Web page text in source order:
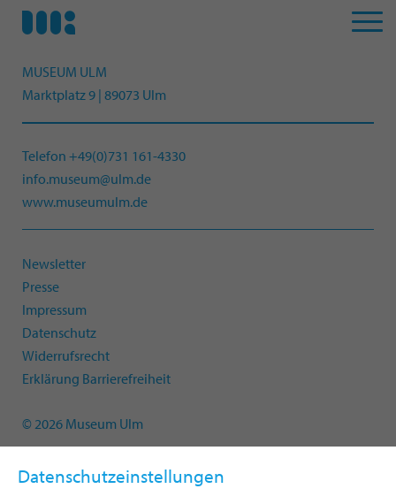
Datenschutzeinstellungen
MUSEUM ULM
Marktplatz 9 | 89073 Ulm
Telefon +49(0)731 161-4330
info.museum@ulm.de
www.museumulm.de
Newsletter
Presse
Impressum
Datenschutz
Widerrufsrecht
Erklärung Barrierefreiheit
© 2026 Museum Ulm